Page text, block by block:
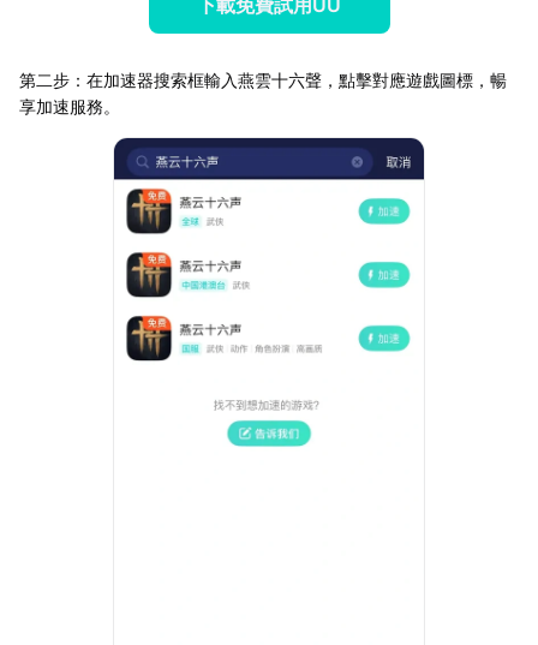
第二步：在加速器搜索框輸入燕雲十六聲，點擊對應遊戲圖標，暢
享加速服務。